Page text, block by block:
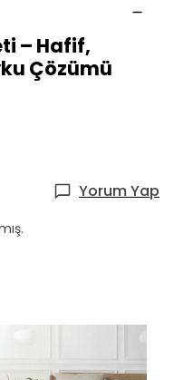
– Hafif,
Çözümü
Yorum Yap